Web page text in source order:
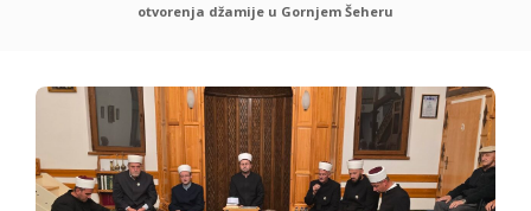
otvorenja džamije u Gornjem Šeheru